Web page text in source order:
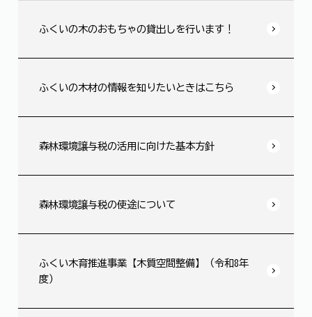
ふくいの木のおもちゃの貸出しを行います！
ふくいの木材の情報を知りたいときはこちら
森林環境譲与税の活用に向けた基本方針
森林環境譲与税の使途について
ふくい木育推進事業【木質空間整備】（令和8年
度）